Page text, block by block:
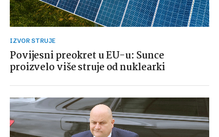
IZVOR STRUJE
Povijesni preokret u EU-u: Sunce
proizvelo više struje od nuklearki